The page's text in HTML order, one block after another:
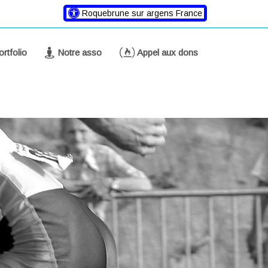
Roquebrune sur argens France
Notre asso Appel aux dons